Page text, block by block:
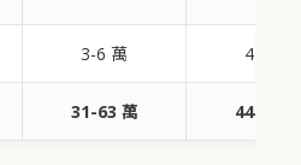
3-6 萬 4-8 萬
31-63 萬 44-84 萬